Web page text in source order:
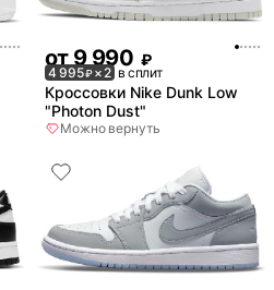
от9 990 ₽
4 995₽× 2 в сплит
Кроссовки Nike Dunk Low
"Photon Dust"
Можно вернуть